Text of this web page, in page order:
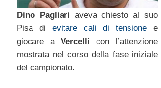
Dino Pagliari aveva chiesto al suo
Pisa di evitare cali di tensionee
giocare aVercellicon l’attenzione
mostrata nel corso della fase iniziale
del campionato.